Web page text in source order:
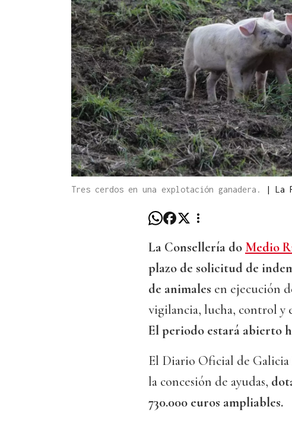
Tres cerdos en una explotación ganadera. | La
La Consellería do Medio
plazo de solicitud de
de animales en ejecución
vigilancia, lucha, control y
El periodo estará abierto
El Diario Oficial de Galicia
la concesión de ayudas,
730.000 euros ampliables.